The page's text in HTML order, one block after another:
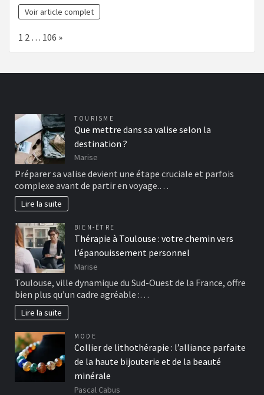
Voir article complet
Page:
1 2 … 106 Next
»
TOURISME
Que mettre dans sa valise selon la
destination ?
Marise
Préparer sa valise devient une étape cruciale et parfois
complexe avant de partir en voyage.…
Lire la suite
BIEN-ÊTRE
Thérapie à Toulouse : votre chemin vers
l’épanouissement personnel
Marise
Toulouse, ville dynamique du Sud-Ouest de la France, offre
bien plus qu’un cadre agréable :…
Lire la suite
MODE
Collier de lithothérapie : l’alliance parfaite
de la haute bijouterie et de la beauté
minérale
Pascal Cabus